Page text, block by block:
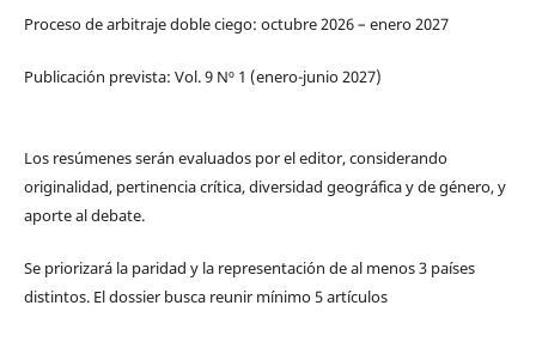
Proceso de arbitraje doble ciego: octubre 2026 – enero 2027
Publicación prevista: Vol. 9 Nº 1 (enero-junio 2027)
Los resúmenes serán evaluados por el editor, considerando
originalidad, pertinencia crítica, diversidad geográfica y de género, y
aporte al debate.
Se priorizará la paridad y la representación de al menos 3 países
distintos. El dossier busca reunir mínimo 5 artículos